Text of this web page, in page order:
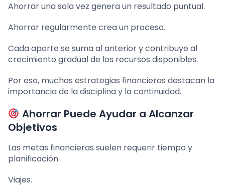
Ahorrar una sola vez genera un resultado puntual.
Ahorrar regularmente crea un proceso.
Cada aporte se suma al anterior y contribuye al
crecimiento gradual de los recursos disponibles.
Por eso, muchas estrategias financieras destacan la
importancia de la disciplina y la continuidad.
Ahorrar Puede Ayudar a Alcanzar
Objetivos
Las metas financieras suelen requerir tiempo y
planificación.
Viajes.